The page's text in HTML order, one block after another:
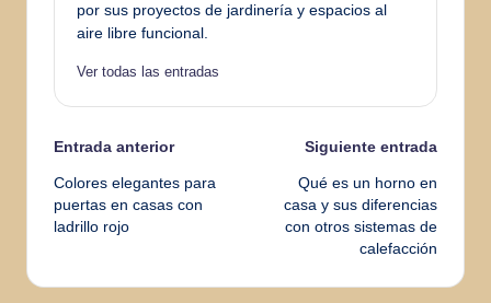
por sus proyectos de jardinería y espacios al
aire libre funcional.
Ver todas las entradas
Navegación
de
entradas
Entrada anterior
Colores elegantes para
puertas en casas con
ladrillo rojo
Siguiente entrada
Qué es un horno en
casa y sus diferencias
con otros sistemas de
calefacción